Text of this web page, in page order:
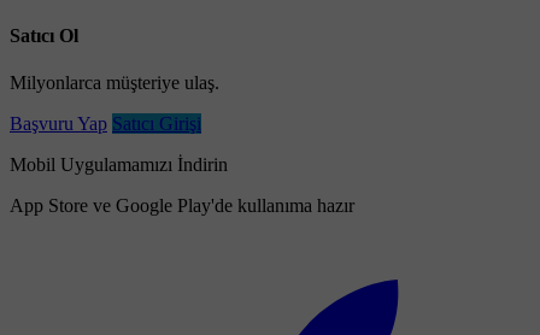
Satıcı Ol
Milyonlarca müşteriye ulaş.
Başvuru Yap Satıcı Girişi
Mobil Uygulamamızı İndirin
App Store ve Google Play'de kullanıma hazır